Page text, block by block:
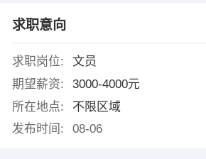
求职意向
求职岗位:
文员
期望薪资:
3000-4000元
所在地点:
不限区域
发布时间:
08-06